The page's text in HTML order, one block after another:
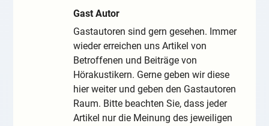
Gast Autor
Gastautoren sind gern gesehen. Immer
wieder erreichen uns Artikel von
Betroffenen und Beiträge von
Hörakustikern. Gerne geben wir diese
hier weiter und geben den Gastautoren
Raum. Bitte beachten Sie, dass jeder
Artikel nur die Meinung des jeweiligen